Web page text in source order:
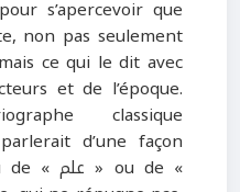
s’apercevoir que
non pas seulement
ce qui le dit avec
et de l’époque.
classique
d’une façon